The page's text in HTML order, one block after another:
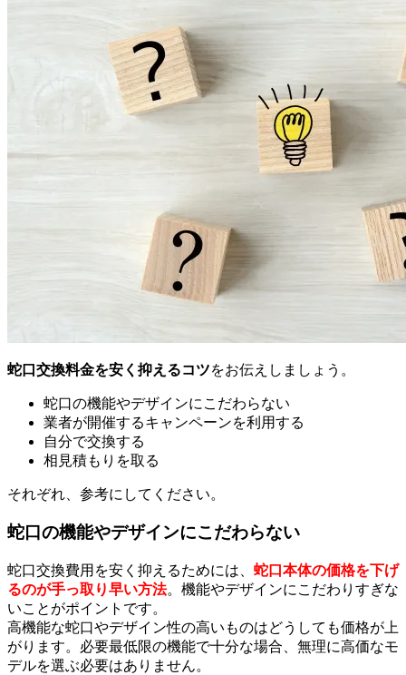
蛇口交換料金を安く抑えるコツをお伝えしましょう。
蛇口の機能やデザインにこだわらない
業者が開催するキャンペーンを利用する
自分で交換する
相見積もりを取る
それぞれ、参考にしてください。
蛇口の機能やデザインにこだわらない
蛇口交換費用を安く抑えるためには、 蛇口本体の価格を下げ
るのが手っ取り早い方法。機能やデザインにこだわりすぎな
いことがポイントです。
高機能な蛇口やデザイン性の高いものはどうしても価格が上
がります。必要最低限の機能で十分な場合、無理に高価なモ
デルを選ぶ必要はありません。